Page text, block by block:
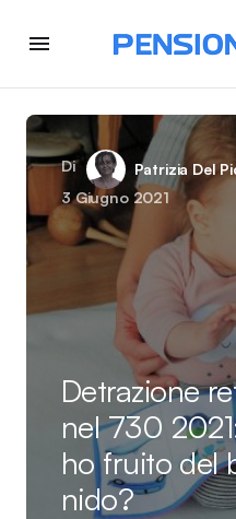
Di
Patrizia Del
3 Giugno 2021
Detrazione
nel 730
ho fruito del
nido?